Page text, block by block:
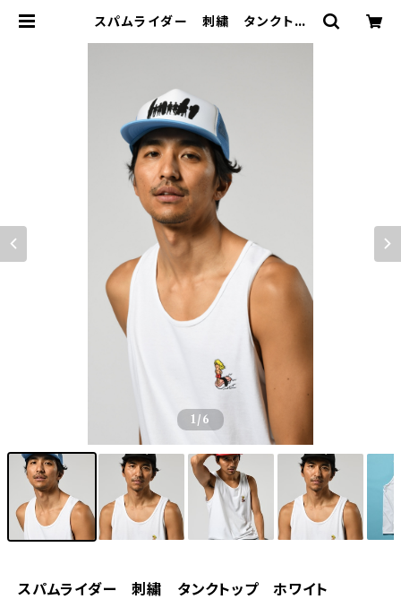
スパムライダー 刺繍 タンクトッ
1 /6
スパムライダー 刺繍 タンクトップ ホワイト